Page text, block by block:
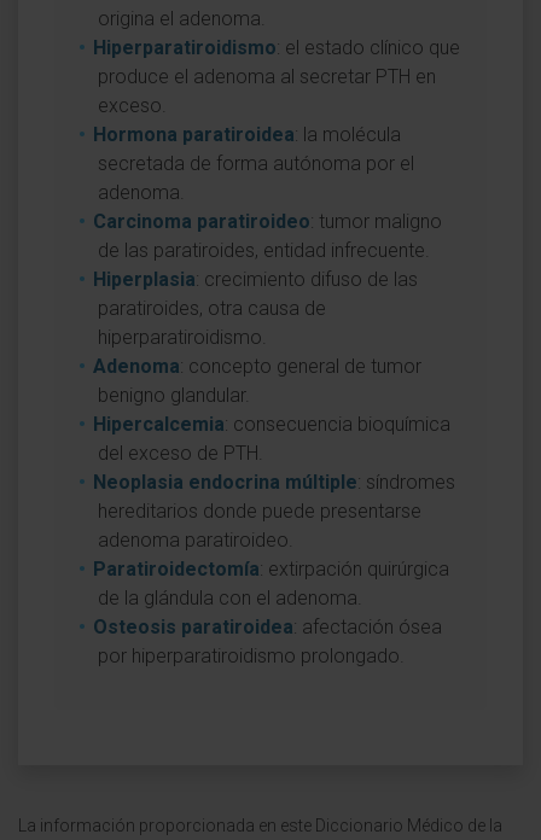
origina el adenoma.
Hiperparatiroidismo: el estado clínico que
produce el adenoma al secretar PTH en
exceso.
Hormona paratiroidea: la molécula
secretada de forma autónoma por el
adenoma.
Carcinoma paratiroideo: tumor maligno
de las paratiroides, entidad infrecuente.
Hiperplasia: crecimiento difuso de las
paratiroides, otra causa de
hiperparatiroidismo.
Adenoma: concepto general de tumor
benigno glandular.
Hipercalcemia: consecuencia bioquímica
del exceso de PTH.
Neoplasia endocrina múltiple: síndromes
hereditarios donde puede presentarse
adenoma paratiroideo.
Paratiroidectomía: extirpación quirúrgica
de la glándula con el adenoma.
Osteosis paratiroidea: afectación ósea
por hiperparatiroidismo prolongado.
La información proporcionada en este Diccionario Médico de la